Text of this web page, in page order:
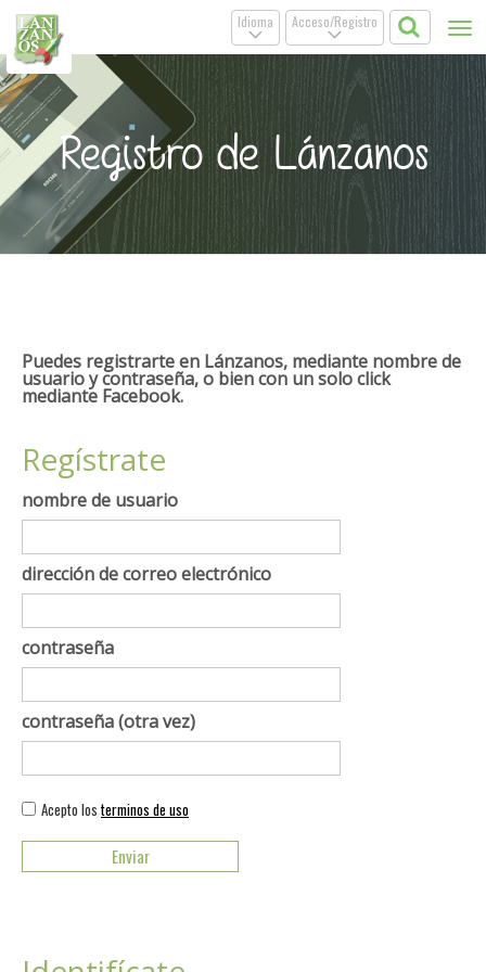
Acceso/Registro
.
Idioma
.
Registro de Lánzanos
Puedes registrarte en Lánzanos, mediante nombre de
usuario y contraseña, o bien con un solo click
mediante Facebook.
Regístrate
nombre de usuario
dirección de correo electrónico
contraseña
contraseña (otra vez)
Acepto los terminos de uso